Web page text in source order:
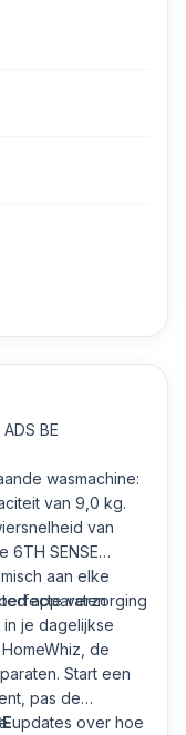
BE
wasmachine:
van 9,0 kg.
van
6TH SENSE
aan elke
verzorging
apparaten
je dagelijkse
de
Start een
pas de
updates over hoe